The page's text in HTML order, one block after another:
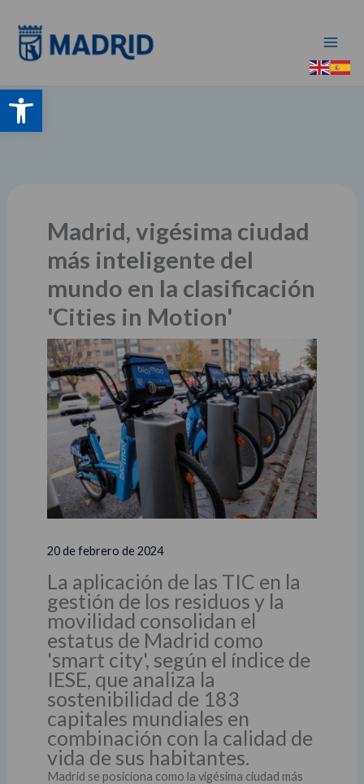
Abrir barra de herramientas
contenido
Madrid, vigésima ciudad
más inteligente del
mundo en la clasificación
'Cities in Motion'
20 de febrero de 2024
La aplicación de las TIC en la
gestión de los residuos y la
movilidad consolidan el
estatus de Madrid como
'smart city', según el índice de
IESE, que analiza la
sostenibilidad de 183
capitales mundiales en
combinación con la calidad de
vida de sus habitantes.
Madrid se posiciona como la vigésima ciudad más